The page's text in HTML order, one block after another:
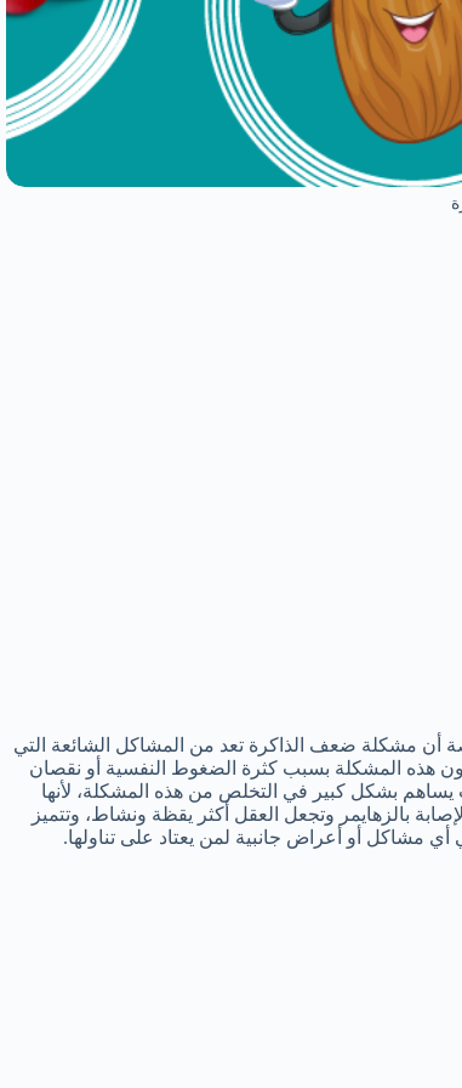
أن مشكلة ضعف الذاكرة تعد من المشاكل الشائعة التي
هذه المشكلة بسبب كثرة الضغوط النفسية أو نقصان
يساهم بشكل كبير في التخلص من هذه المشكلة، لأنها
بالزهايمر وتجعل العقل أكثر يقظة ونشاط، وتتميز
مشاكل أو أعراض جانبية لمن يعتاد على تناولها.